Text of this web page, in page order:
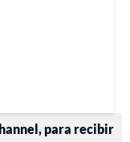
para recibir